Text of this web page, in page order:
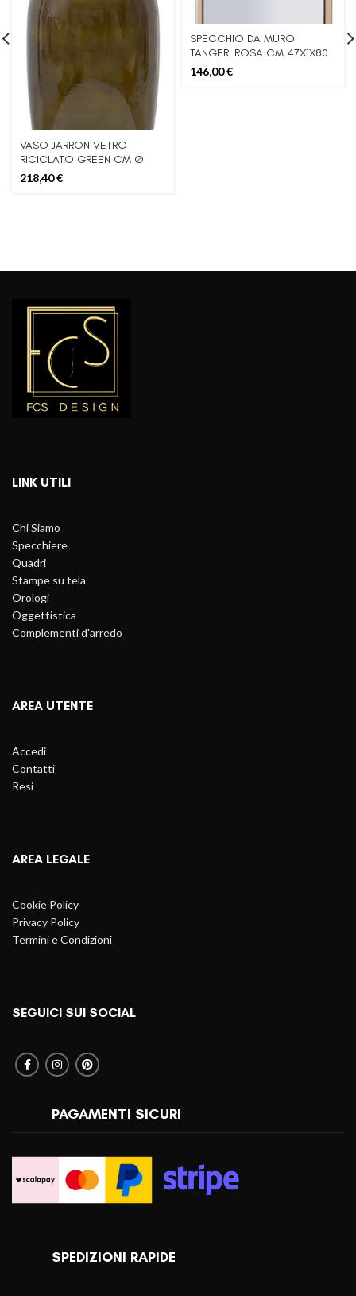
VASO JARRON VETRO
RICICLATO GREEN CM Ø
30X100 (MADE IN SPAIN)
218,40€
SPECCHIO DA MURO
TANGERI ROSA CM 47X1X80
(MISURA SPECCHIO CM
41X74)
146,00€
LINK UTILI
Chi Siamo
Specchiere
Quadri
Stampe su tela
Orologi
Oggettistica
Complementi d'arredo
AREA UTENTE
Accedi
Contatti
Resi
AREA LEGALE
Cookie Policy
Privacy Policy
Termini e Condizioni
SEGUICI SUI SOCIAL
PAGAMENTI SICURI
SPEDIZIONI RAPIDE